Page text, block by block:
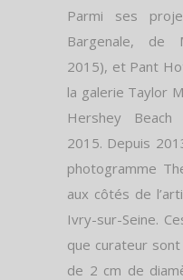
Parmi ses
Bargenale, de
2015), et Pant
la galerie Taylor
Hershey Beach
2015. Depuis
photogramme
aux côtés de
Ivry-sur-Seine.
que curateur sont
de 2 cm de